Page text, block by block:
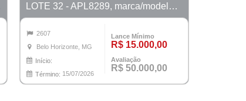
LOTE 32 - APL8289, marca/modelo M. Benz/915C, ano 2007/2008
2607
Belo Horizonte, MG
Início:
Término: 15/07/2026
Lance Mínimo
R$ 15.000,00
Avaliação
R$ 50.000,00